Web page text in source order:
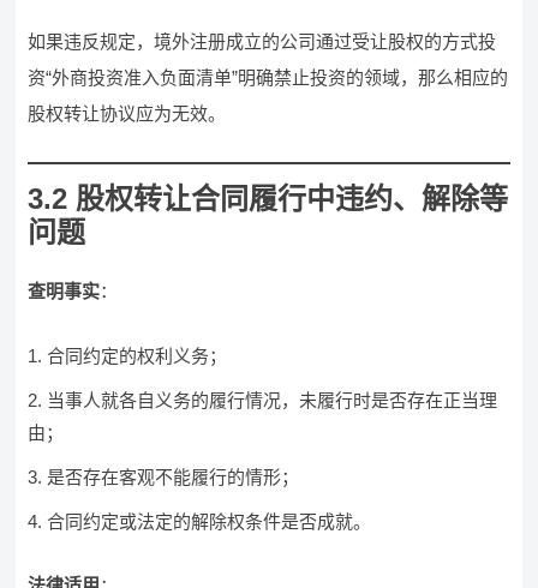
如果违反规定，境外注册成立的公司通过受让股权的方式投
资“外商投资准入负面清单”明确禁止投资的领域，那么相应的
股权转让协议应为无效。
3.2 股权转让合同履行中违约、解除等
问题
查明事实：
合同约定的权利义务；
当事人就各自义务的履行情况，未履行时是否存在正当理
由；
是否存在客观不能履行的情形；
合同约定或法定的解除权条件是否成就。